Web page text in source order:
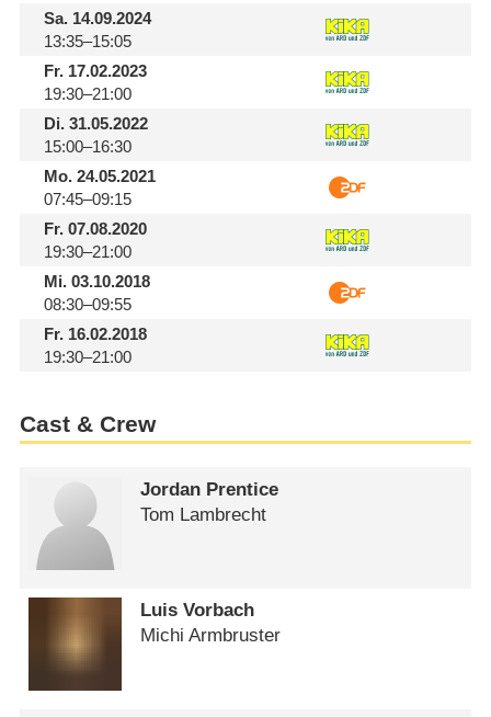
Sa.14.09.2024
13:35–15:05
Fr.17.02.2023
19:30–21:00
Di.31.05.2022
15:00–16:30
Mo.24.05.2021
07:45–09:15
Fr.07.08.2020
19:30–21:00
Mi.03.10.2018
08:30–09:55
Fr.16.02.2018
19:30–21:00
Cast & Crew
Jordan Prentice
Tom Lambrecht
Luis Vorbach
Michi Armbruster